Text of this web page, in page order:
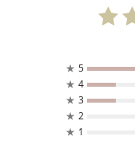
★ 5
★ 4
★ 3
★ 2
★ 1